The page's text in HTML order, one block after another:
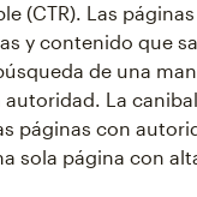
(CTR). Las
y contenido que
de una
La
páginas con
sola página con